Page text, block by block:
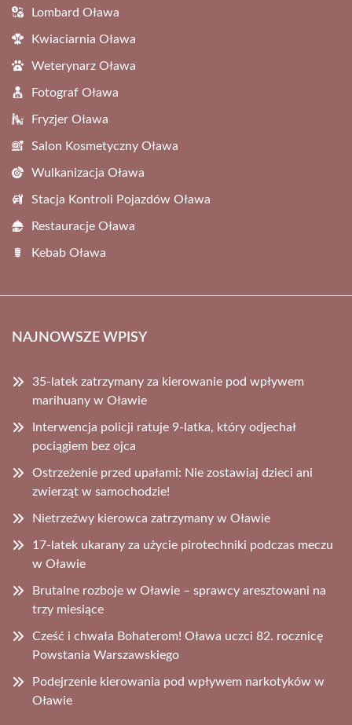
Lombard Oława
Kwiaciarnia Oława
Weterynarz Oława
Fotograf Oława
Fryzjer Oława
Salon Kosmetyczny Oława
Wulkanizacja Oława
Stacja Kontroli Pojazdów Oława
Restauracje Oława
Kebab Oława
NAJNOWSZE WPISY
35-latek zatrzymany za kierowanie pod wpływem
marihuany w Oławie
Interwencja policji ratuje 9-latka, który odjechał
pociągiem bez ojca
Ostrzeżenie przed upałami: Nie zostawiaj dzieci ani
zwierząt w samochodzie!
Nietrzeźwy kierowca zatrzymany w Oławie
17-latek ukarany za użycie pirotechniki podczas meczu
w Oławie
Brutalne rozboje w Oławie – sprawcy aresztowani na
trzy miesiące
Cześć i chwała Bohaterom! Oława uczci 82. rocznicę
Powstania Warszawskiego
Podejrzenie kierowania pod wpływem narkotyków w
Oławie